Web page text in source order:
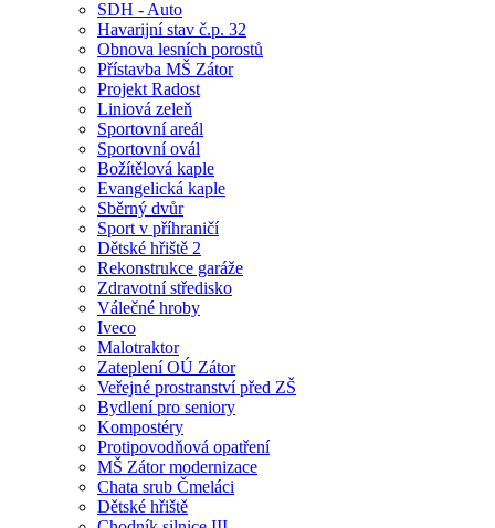
SDH - Auto
Havarijní stav č.p. 32
Obnova lesních porostů
Přístavba MŠ Zátor
Projekt Radost
Liniová zeleň
Sportovní areál
Sportovní ovál
Božítělová kaple
Evangelická kaple
Sběrný dvůr
Sport v příhraničí
Dětské hřiště 2
Rekonstrukce garáže
Zdravotní středisko
Válečné hroby
Iveco
Malotraktor
Zateplení OÚ Zátor
Veřejné prostranství před ZŠ
Bydlení pro seniory
Kompostéry
Protipovodňová opatření
MŠ Zátor modernizace
Chata srub Čmeláci
Dětské hřiště